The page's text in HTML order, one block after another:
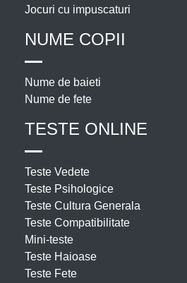
Jocuri cu impuscaturi
NUME COPII
Nume de baieti
Nume de fete
TESTE ONLINE
Teste Vedete
Teste Psihologice
Teste Cultura Generala
Teste Compatibilitate
Mini-teste
Teste Haioase
Teste Fete